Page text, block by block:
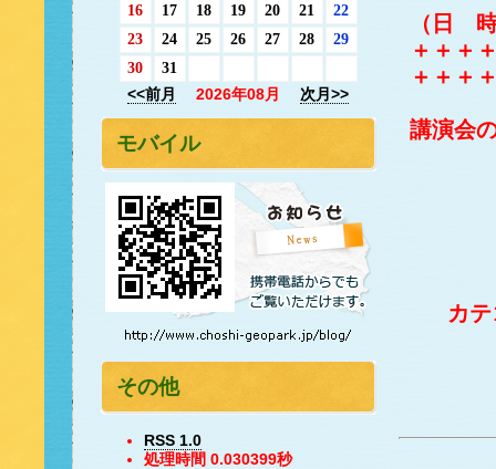
（日
＋＋＋
＋＋＋
講演会
カ
16
17 18 19 20 21
22
23
24 25 26 27 28
29
30
31
<<前月
2026年08月 次月>>
モバイル
その他
RSS 1.0
処理時間 0.030399秒